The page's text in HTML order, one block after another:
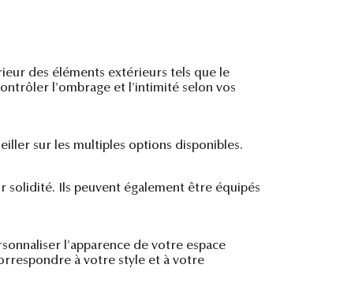
des éléments extérieurs tels que le
l'ombrage et l'intimité selon vos
sur les multiples options disponibles.
solidité. Ils peuvent également être équipés
l'apparence de votre espace
à votre style et à votre